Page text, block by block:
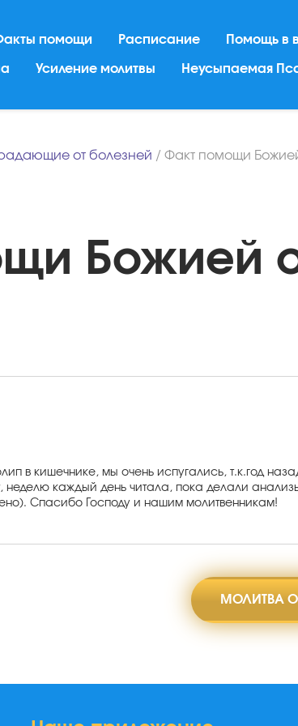
помощи Расписание Помощь в
Усиление молитвы Неусыпаемая
от болезней / Факт помощи
Божией
в кишечнике, мы очень испугались, т.к.год
каждый день читала, пока делали
Спасибо Господу и нашим молитвенникам!
МОЛИТВА